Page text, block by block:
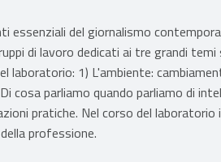
essenziali del giornalismo
di lavoro dedicati ai tre grandi temi
laboratorio: 1) L'ambiente:
cosa parliamo quando parliamo di
pratiche. Nel corso del laboratorio
professione.